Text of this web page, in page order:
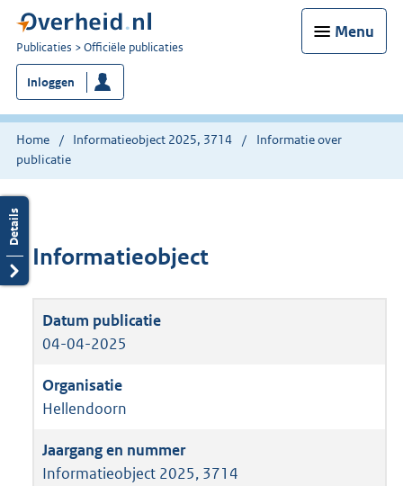
Menu
U
bent
nu
hier:
Publicaties Officiële publicaties
Inloggen
Home Informatieobject 2025, 3714
Informatie over
publicatie
Informatieobject
04-04-2025
Hellendoorn
Informatieobject 2025, 3714